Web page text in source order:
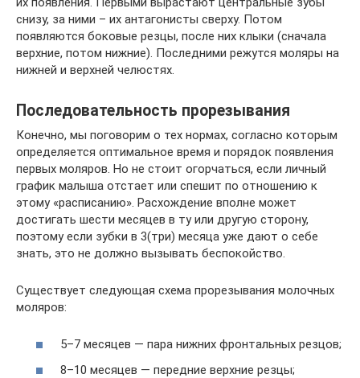
снизу, за ними – их антагонисты сверху. Потом
появляются боковые резцы, после них клыки (сначала
верхние, потом нижние). Последними режутся моляры на
нижней и верхней челюстях.
Последовательность прорезывания
Конечно, мы поговорим о тех нормах, согласно которым
определяется оптимальное время и порядок появления
первых моляров. Но не стоит огорчаться, если личный
график малыша отстает или спешит по отношению к
этому «расписанию». Расхождение вполне может
достигать шести месяцев в ту или другую сторону,
поэтому если зубки в 3(три) месяца уже дают о себе
знать, это не должно вызывать беспокойство.
Существует следующая схема прорезывания молочных
моляров:
5–7 месяцев — пара нижних фронтальных резцов;
8–10 месяцев — передние верхние резцы;